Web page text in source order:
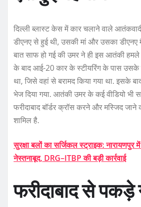
दिल्ली ब्लास्ट केस में कार चलाने वाले
डीएनए से हुई थी, उसकी मां और उसका
बात साफ हो गई की उमर ने ही इस आतंकी हमले
के बाद आई-20 कार के स्टीयरिंग के पास उसके
था, जिसे वहां से बरामद किया गया था. इसके
भेज दिया गया. आतंकी उमर के कई वीडियो भी
फरीदाबाद बॉर्डर क्रॉस करने और मस्जिद जाने
शामिल है.
सुरक्षा बलों का सर्जिकल स्ट्राइक: नारायणपुर
नेस्तनाबूद, DRG–ITBP की बड़ी कार्रवाई
फरीदाबाद से पकड़े